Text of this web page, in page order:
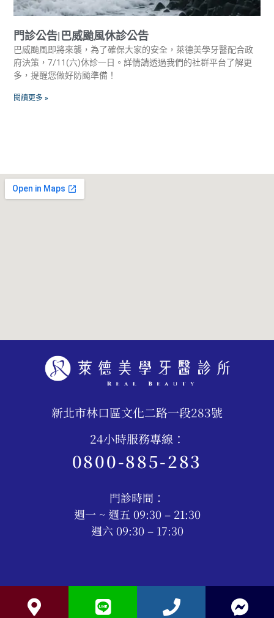
門診公告|巴威颱風休診公告
巴威颱風即將來襲，為了確保大家的安全，萊德美學牙醫配合政
府決策，7/11(六)休診一日。詳情請透過我們的社群平台了解更
多，提醒您做好防颱準備！
閱讀更多 »
新北市林口區文化二路一段283號
24小時服務專線：
0800-885-283
門診時間：
週一 ~ 週五 09:30 – 21:30
週六 09:30 – 17:30